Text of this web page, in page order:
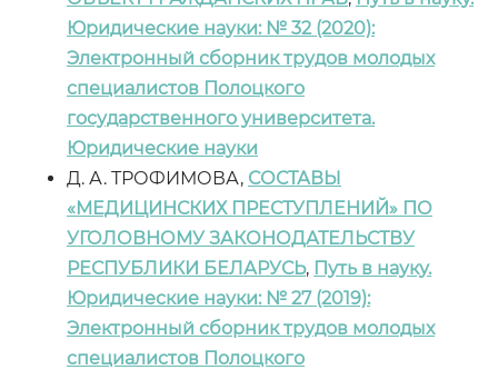
Юридические науки: № 32 (2020):
Электронный сборник трудов молодых
специалистов Полоцкого
государственного университета.
Юридические науки
Д. А. ТРОФИМОВА, СОСТАВЫ
«МЕДИЦИНСКИХ ПРЕСТУПЛЕНИЙ» ПО
УГОЛОВНОМУ ЗАКОНОДАТЕЛЬСТВУ
РЕСПУБЛИКИ БЕЛАРУСЬ, Путь в науку.
Юридические науки: № 27 (2019):
Электронный сборник трудов молодых
специалистов Полоцкого